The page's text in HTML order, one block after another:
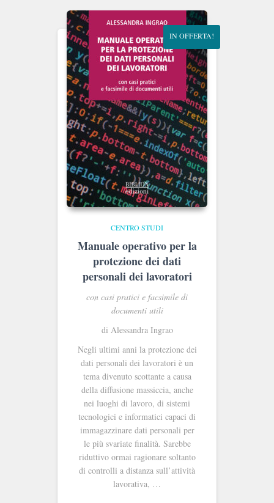
€20.00.€19.00.
IN OFFERTA!
CENTRO STUDI
Manuale operativo per la
protezione dei dati
personali dei lavoratori
con casi pratici e facsimile di
documenti utili
di Alessandra Ingrao
Negli ultimi anni la protezione dei
dati personali dei lavoratori è un
tema divenuto scottante a causa
della diffusione massiccia, anche
nei luoghi di lavoro, di sistemi
tecnologici e informatici capaci di
immagazzinare dati personali per
le più svariate finalità. Sarebbe
riduttivo ormai ragionare soltanto
di controlli a distanza sull’attività
lavorativa, …